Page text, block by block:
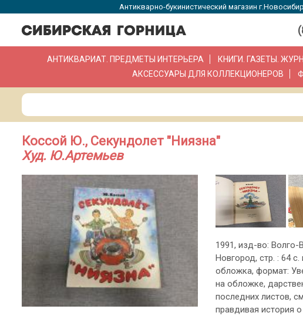
Антикварно-букинистический магазин
АНТИКВАРИАТ. ПРЕДМЕТЫ ИНТЕРЬЕРА КНИГИ. ГАЗЕТЫ.
АКСЕССУАРЫ ДЛЯ КОЛЛЕКЦИОНЕРОВ
Коссой Ю., Секундолет "Ниязна"
Худ. Ю.Артемьев
1991, изд-во: Волго-
Новгород, стр. : 64
обложка, формат:
на обложке,
последних листов,
правдивая история